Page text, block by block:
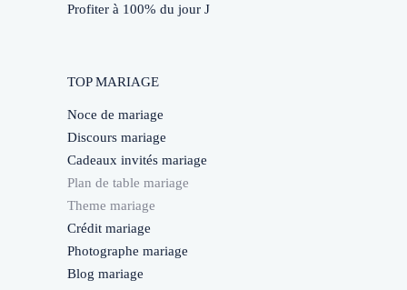
Profiter à 100% du jour J
TOP MARIAGE
Noce de mariage
Discours mariage
Cadeaux invités mariage
Plan de table mariage
Theme mariage
Crédit mariage
Photographe mariage
Blog mariage